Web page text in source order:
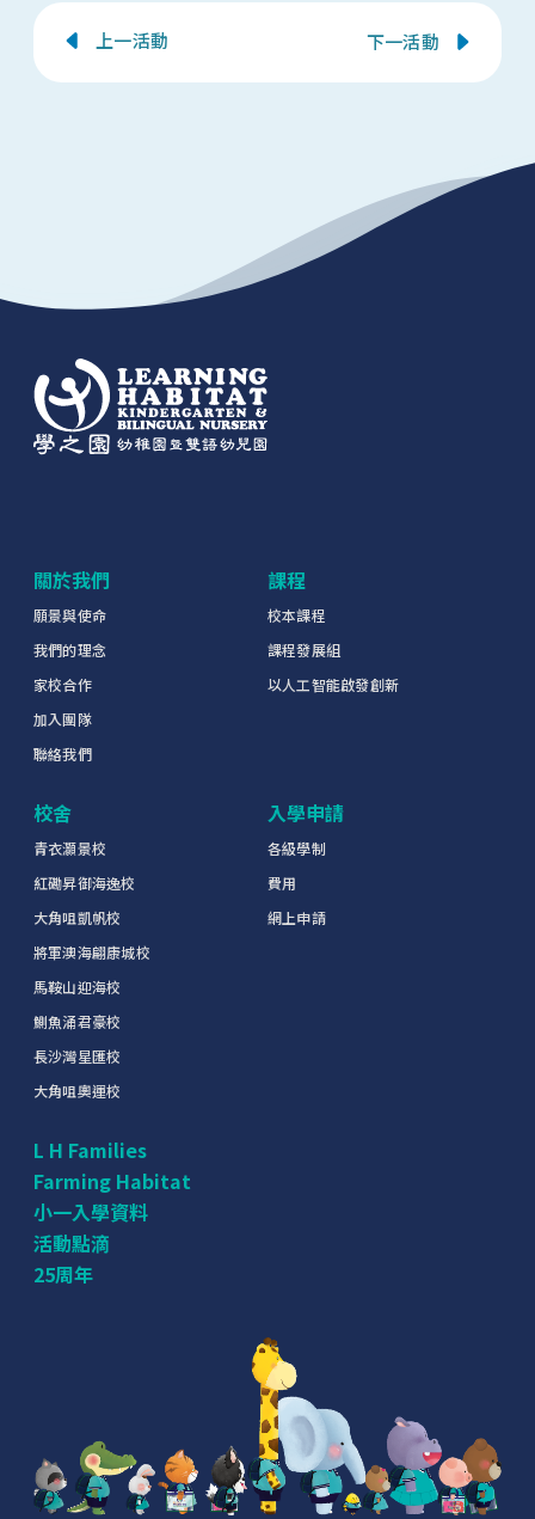
上一活動 下一活動
關於我們
願景與使命
我們的理念
家校合作
加入團隊
聯絡我們
校舍
青衣灝景校
紅磡昇御海逸校
大角咀凱帆校
將軍澳海翩康城校
馬鞍山迎海校
鰂魚涌君豪校
長沙灣星匯校
大角咀奧運校
課程
校本課程
課程發展組
以人工智能啟發創新
入學申請
各級學制
費用
網上申請
L H Families
Farming Habitat
小一入學資料
活動點滴
25周年